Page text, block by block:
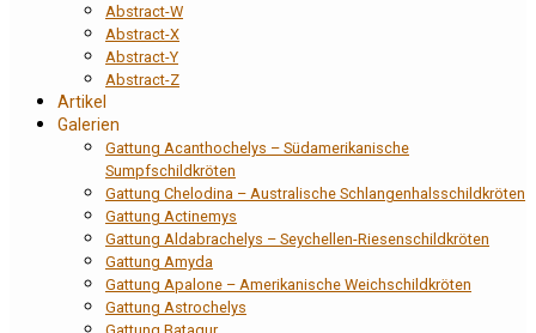
Abstract-W
Abstract-X
Abstract-Y
Abstract-Z
Artikel
Galerien
Gattung Acanthochelys – Südamerikanische
Sumpfschildkröten
Gattung Chelodina – Australische Schlangenhalsschildkröten
Gattung Actinemys
Gattung Aldabrachelys – Seychellen-Riesenschildkröten
Gattung Amyda
Gattung Apalone – Amerikanische Weichschildkröten
Gattung Astrochelys